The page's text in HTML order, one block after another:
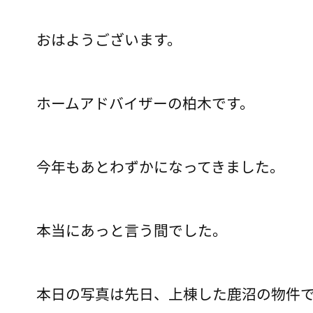
おはようございます。
ホームアドバイザーの柏木です。
今年もあとわずかになってきました。
本当にあっと言う間でした。
本日の写真は先日、上棟した鹿沼の物件